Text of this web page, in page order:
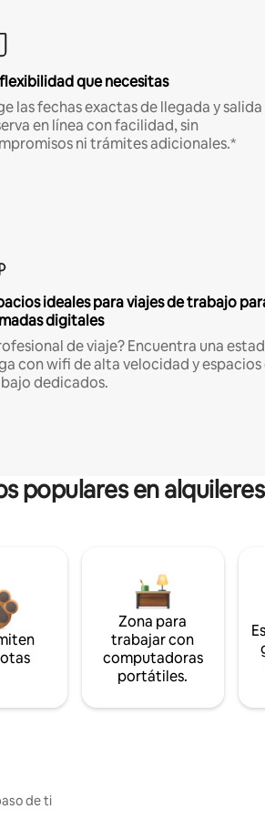
que necesitas
las fechas exactas de llegada y salida
en línea con facilidad, sin
ni trámites adicionales.*
ideales para viajes de trabajo
digitales
de viaje? Encuentra una
con wifi de alta velocidad y espacios
dedicados.
populares en
Zona para
trabajar con
computadoras
portátiles.
de ti